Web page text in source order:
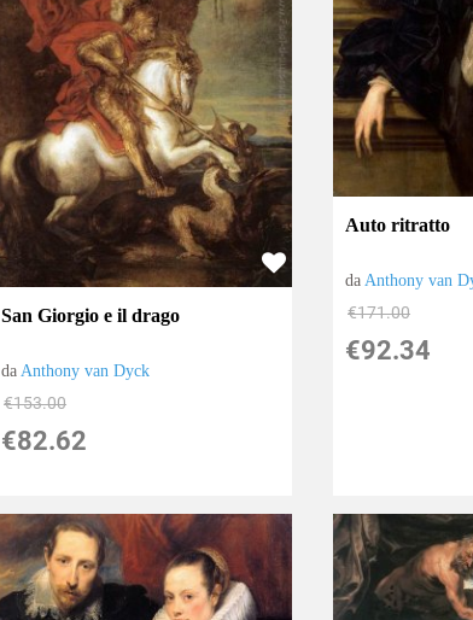
San Giorgio e il drago
da Anthony van Dyck
€153.00
€82.62
Auto ritratto
da Anthony van
€171.00
€92.34